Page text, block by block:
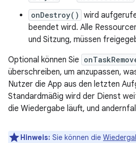
onDestroy() wird
beendet wird. Alle
und Sitzung, müssen
Optional können Sie
überschreiben, um anzupassen,
Nutzer die App aus den letzten
Standardmäßig wird der Dienst
die Wiedergabe läuft, und
Hinweis: Sie können die